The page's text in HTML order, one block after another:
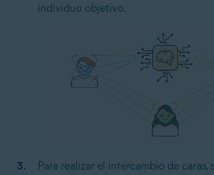
individuo objetivo.
Para realizar el intercambio de caras,